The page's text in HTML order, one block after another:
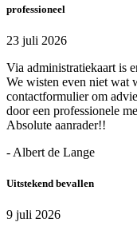
professioneel
23 juli 2026
Via administratiekaart is
We wisten even niet wat
contactformulier om
door een professionele
Absolute aanrader!!
- Albert de Lange
Uitstekend bevallen
9 juli 2026